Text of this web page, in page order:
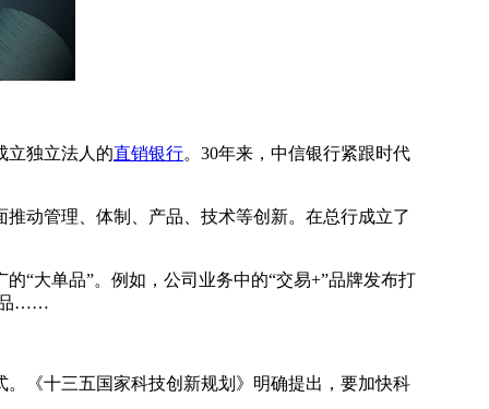
独立法人的直销银行。30年来，中信银行紧跟时代
动管理、体制、产品、技术等创新。在总行成立了
大单品”。例如，公司业务中的“交易+”品牌发布打
品……
《十三五国家科技创新规划》明确提出，要加快科